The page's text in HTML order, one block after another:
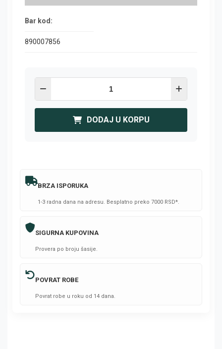
Bar kod:
890007856
DODAJ U KORPU
BRZA ISPORUKA
1-3 radna dana na adresu. Besplatno preko 7000 RSD*.
SIGURNA KUPOVINA
Provera po broju šasije.
POVRAT ROBE
Povrat robe u roku od 14 dana.